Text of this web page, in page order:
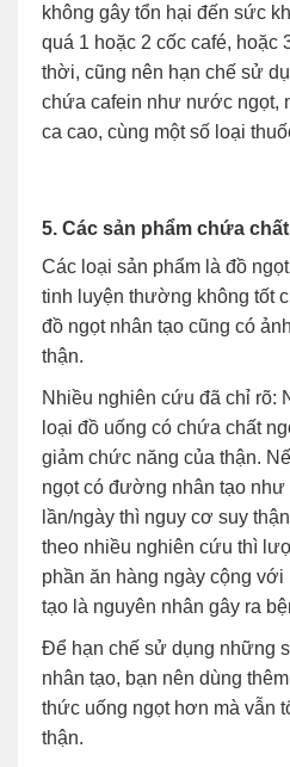
không gây tổn hại đến sức
quá 1 hoặc 2 cốc café, hoặc
thời, cũng nên hạn chế sử
chứa cafein như nước ngọt,
ca cao, cùng một số loại
5. Các sản phẩm chứa
Các loại sản phẩm là đồ
tinh luyện thường không tốt
đồ ngọt nhân tạo cũng có
thận.
Nhiều nghiên cứu đã chỉ rõ:
loại đồ uống có chứa chất
giảm chức năng của thận.
ngọt có đường nhân tạo
lần/ngày thì nguy cơ suy
theo nhiều nghiên cứu thì
phần ăn hàng ngày cộng
tạo là nguyên nhân gây ra
Để hạn chế sử dụng những
nhân tạo, bạn nên dùng
thức uống ngọt hơn mà vẫn
thận.